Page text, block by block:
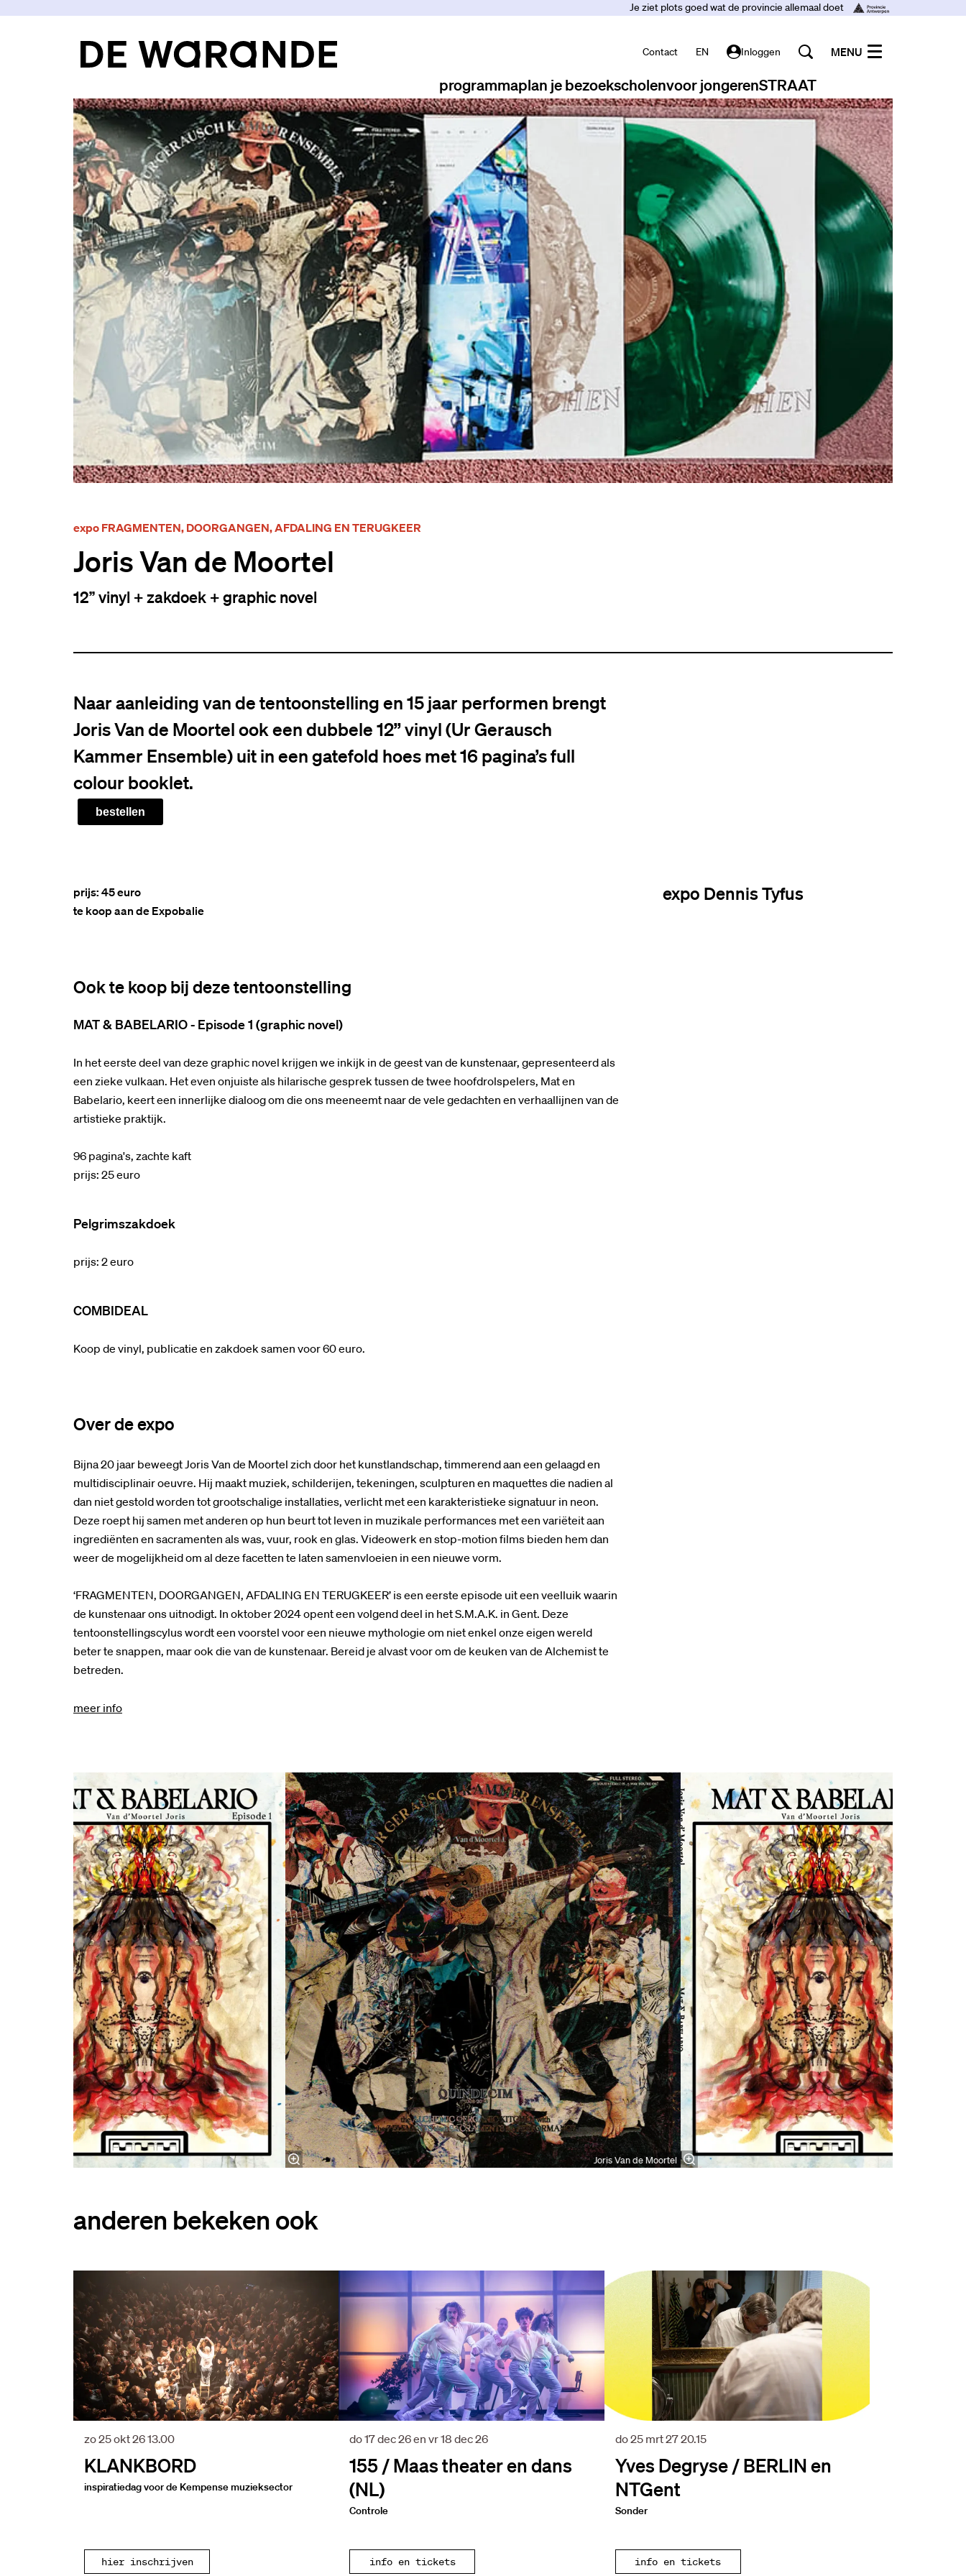
Je ziet plots goed wat de provincie allemaal doet
Contact EN Inloggen
programmaplan je bezoekscholenvoor jongerenSTRAAT
MENU
Joris Van de Moortel
12’’ vinyl + zakdoek + graphic novel
expo FRAGMENTEN, DOORGANGEN, AFDALING EN TERUGKEER
Naar aanleiding van de tentoonstelling en 15 jaar performen brengt
Joris Van de Moortel ook een dubbele 12’’ vinyl (Ur Gerausch
Kammer Ensemble) uit in een gatefold hoes met 16 pagina’s full
colour booklet.
bestellen
prijs: 45 euro
te koop aan de Expobalie
Ook te koop bij deze tentoonstelling
MAT & BABELARIO - Episode 1 (graphic novel)
In het eerste deel van deze graphic novel krijgen we inkijk in de geest van de kunstenaar, gepresenteerd als
een zieke vulkaan. Het even onjuiste als hilarische gesprek tussen de twee hoofdrolspelers, Mat en
Babelario, keert een innerlijke dialoog om die ons meeneemt naar de vele gedachten en verhaallijnen van de
artistieke praktijk.
96 pagina's, zachte kaft
prijs: 25 euro
Pelgrimszakdoek
prijs: 2 euro
COMBIDEAL
Koop de vinyl, publicatie en zakdoek samen voor 60 euro.
Over de expo
Bijna 20 jaar beweegt Joris Van de Moortel zich door het kunstlandschap, timmerend aan een gelaagd en
multidisciplinair oeuvre. Hij maakt muziek, schilderijen, tekeningen, sculpturen en maquettes die nadien al
dan niet gestold worden tot grootschalige installaties, verlicht met een karakteristieke signatuur in neon.
Deze roept hij samen met anderen op hun beurt tot leven in muzikale performances met een variëteit aan
ingrediënten en sacramenten als was, vuur, rook en glas. Videowerk en stop-motion films bieden hem dan
weer de mogelijkheid om al deze facetten te laten samenvloeien in een nieuwe vorm.
‘FRAGMENTEN, DOORGANGEN, AFDALING EN TERUGKEER’ is een eerste episode uit een veelluik waarin
de kunstenaar ons uitnodigt. In oktober 2024 opent een volgend deel in het S.M.A.K. in Gent. Deze
tentoonstellingscylus wordt een voorstel voor een nieuwe mythologie om niet enkel onze eigen wereld
beter te snappen, maar ook die van de kunstenaar. Bereid je alvast voor om de keuken van de Alchemist te
betreden.
meer info
expo Dennis Tyfus
Joris Van de Moortel
anderen bekeken ook
KLANKBORD
inspiratiedag voor de Kempense muzieksector
zo 25 okt 2613.00
hier inschrijven
155 / Maas theater en dans
(NL)
Controle
do 17 dec 26envr 18 dec 26
info en tickets
Yves Degryse / BERLIN en
NTGent
Sonder
do 25 mrt 2720.15
info en tickets